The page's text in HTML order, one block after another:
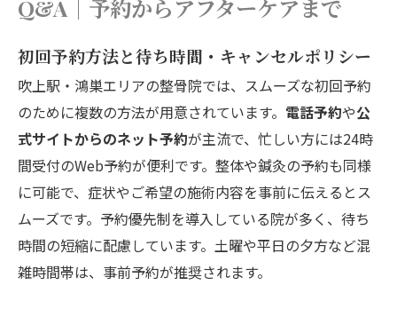
Q&A｜予約からアフターケアまで
初回予約方法と待ち時間・キャンセルポリシー
吹上駅・鴻巣エリアの整骨院では、スムーズな初回予約
のために複数の方法が用意されています。 電話予約や公
式サイトからのネット予約が主流で、忙しい方には24時
間受付のWeb予約が便利です。整体や鍼灸の予約も同様
に可能で、症状やご希望の施術内容を事前に伝えるとス
ムーズです。予約優先制を導入している院が多く、待ち
時間の短縮に配慮しています。土曜や平日の夕方など混
雑時間帯は、事前予約が推奨されます。